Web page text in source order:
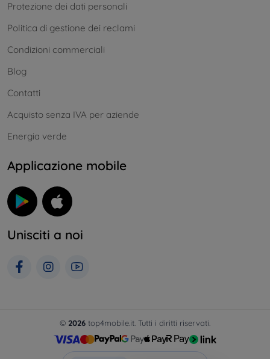
Protezione dei dati personali
Politica di gestione dei reclami
Condizioni commerciali
Blog
Contatti
Acquisto senza IVA per aziende
Energia verde
Applicazione mobile
Unisciti a noi
© 2026 top4mobile.it. Tutti i diritti riservati.